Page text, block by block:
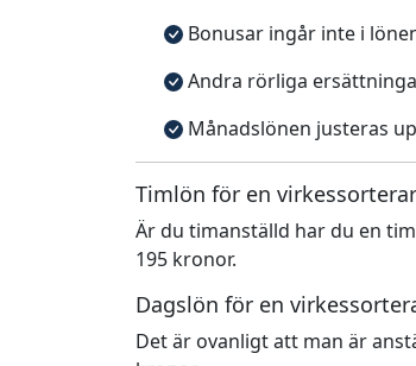
Bonusar ingår inte i
Andra rörliga
Månadslönen justeras
Timlön för en
Är du timanställd har du en
195 kronor.
Dagslön för en
Det är ovanligt att man är